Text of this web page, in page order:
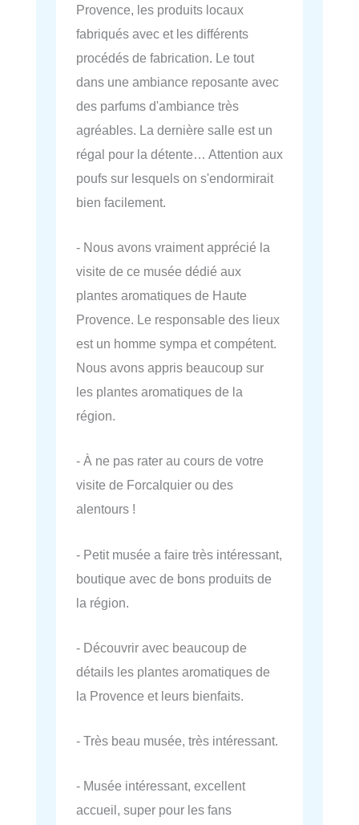
Provence, les produits locaux
fabriqués avec et les différents
procédés de fabrication. Le tout
dans une ambiance reposante avec
des parfums d'ambiance très
agréables. La dernière salle est un
régal pour la détente… Attention aux
poufs sur lesquels on s'endormirait
bien facilement.
- Nous avons vraiment apprécié la
visite de ce musée dédié aux
plantes aromatiques de Haute
Provence. Le responsable des lieux
est un homme sympa et compétent.
Nous avons appris beaucoup sur
les plantes aromatiques de la
région.
- À ne pas rater au cours de votre
visite de Forcalquier ou des
alentours !
- Petit musée a faire très intéressant,
boutique avec de bons produits de
la région.
- Découvrir avec beaucoup de
détails les plantes aromatiques de
la Provence et leurs bienfaits.
- Très beau musée, très intéressant.
- Musée intéressant, excellent
accueil, super pour les fans